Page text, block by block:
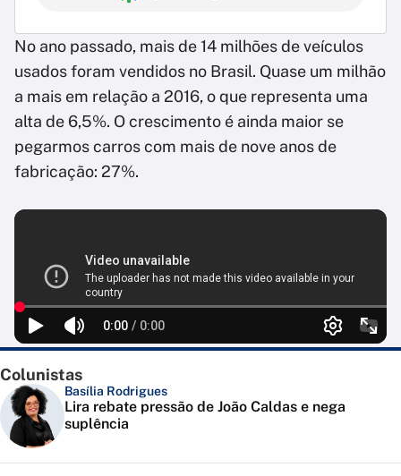
No ano passado, mais de 14 milhões de veículos
usados foram vendidos no Brasil. Quase um milhão
a mais em relação a 2016, o que representa uma
alta de 6,5%. O crescimento é ainda maior se
pegarmos carros com mais de nove anos de
fabricação: 27%.
Colunistas
Basília Rodrigues
Lira rebate pressão de João Caldas e nega
suplência